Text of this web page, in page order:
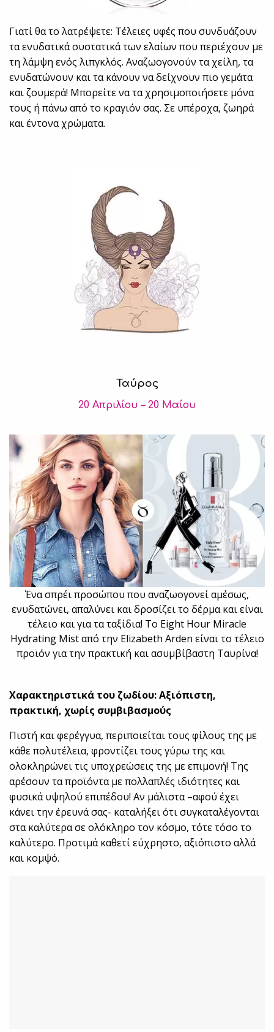
Γιατί θα το λατρέψετε: Τέλειες υφές που συνδυάζουν
τα ενυδατικά συστατικά των ελαίων που περιέχουν με
τη λάμψη ενός λιπγκλός. Αναζωογονούν τα χείλη, τα
ενυδατώνουν και τα κάνουν να δείχνουν πιο γεμάτα
και ζουμερά! Μπορείτε να τα χρησιμοποιήσετε μόνα
τους ή πάνω από το κραγιόν σας. Σε υπέροχα, ζωηρά
και έντονα χρώματα.
Ταύρος
20 Απριλίου – 20 Μαίου
Ένα σπρέι προσώπου που αναζωογονεί αμέσως,
ενυδατώνει, απαλύνει και δροσίζει το δέρμα και είναι
τέλειο και για τα ταξίδια! Το Eight Hour Miracle
Hydrating Mist από την Elizabeth Arden είναι το τέλειο
προϊόν για την πρακτική και ασυμβίβαστη Ταυρίνα!
Χαρακτηριστικά του ζωδίου: Αξιόπιστη,
πρακτική, χωρίς συμβιβασμούς
Πιστή και φερέγγυα, περιποιείται τους φίλους της με
κάθε πολυτέλεια, φροντίζει τους γύρω της και
ολοκληρώνει τις υποχρεώσεις της με επιμονή! Της
αρέσουν τα προϊόντα με πολλαπλές ιδιότητες και
φυσικά υψηλού επιπέδου! Αν μάλιστα –αφού έχει
κάνει την έρευνά σας- καταλήξει ότι συγκαταλέγονται
στα καλύτερα σε ολόκληρο τον κόσμο, τότε τόσο το
καλύτερο. Προτιμά καθετί εύχρηστο, αξιόπιστο αλλά
και κομψό.